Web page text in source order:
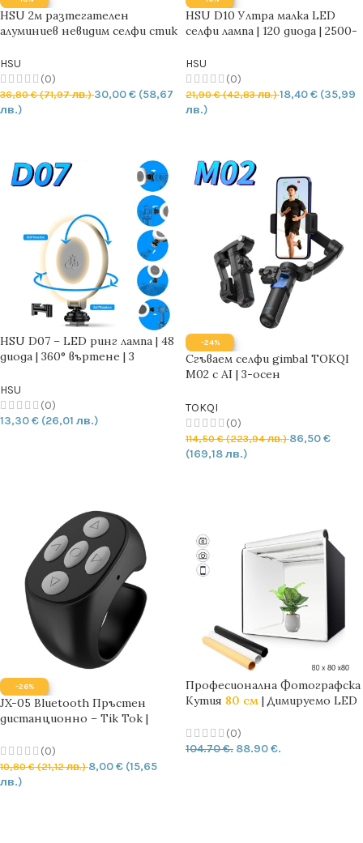
HSU 2м разтегателен
алуминиев невидим селфи стик
HSU
(0)
36,80€(71,97 лв.)30,00€ (58,67
лв.)
HSU D10 Ултра малка LED
селфи лампа | 120 диода | 2500-
HSU
(0)
21,90€(42,83 лв.)18,40€ (35,99
лв.)
HSU D07 – LED ринг лампа | 48
диода | 360° въртене | 3
HSU
(0)
13,30€ (26,01 лв.)
-24%
Сгъваем селфи gimbal TOKQI
M02 с AI | 3-осен
Дистанционно управление
TOKQI
(0)
114,50€(223,94 лв.)86,50€
(169,18 лв.)
-26%
JX-05 Bluetooth Пръстен
дистанционно – Tik Tok |
(0)
10,80€(21,12 лв.)8,00€ (15,65
лв.)
Професионална Фотографска
Кутия 80 см | Димируемо LED
(0)
104.70 €. 88.90 €.